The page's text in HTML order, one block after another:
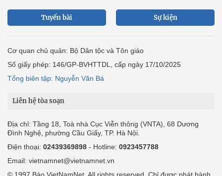
Tuyến bài Sự kiện
Cơ quan chủ quản: Bộ Dân tộc và Tôn giáo
Số giấy phép: 146/GP-BVHTTDL, cấp ngày 17/10/2025
Tổng biên tập: Nguyễn Văn Bá
Liên hệ tòa soạn
Địa chỉ: Tầng 18, Toà nhà Cục Viễn thông (VNTA), 68 Dương
Đình Nghệ, phường Cầu Giấy, TP. Hà Nội.
Điện thoại: 02439369898 - Hotline: 0923457788
Email: vietnamnet@vietnamnet.vn
© 1997 Báo VietNamNet. All rights reserved. Chỉ được phát hành